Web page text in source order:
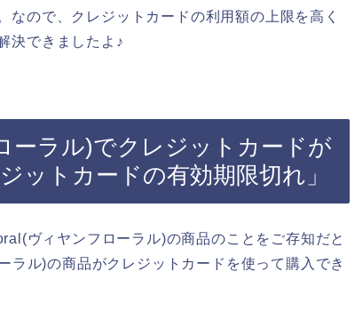
なので、クレジットカードの利用額の上限を高く
決できましたよ♪
ーラル)でクレジットカードが
ットカードの有効期限切れ」
ヴィヤンフローラル)の商品のことをご存知だと
ル)の商品がクレジットカードを使って購入でき